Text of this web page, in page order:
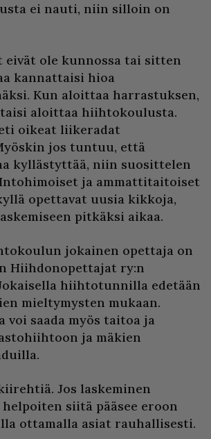
ei nauti, niin silloin on
eivät ole kunnossa tai sitten
kannattaisi hioa
Kun aloittaa harrastuksen,
aloittaa hiihtokoulusta.
oikeat liikeradat
jos tuntuu, että
kyllästyttää, niin suosittelen
ja ammattitaitoiset
opettavat uusia kikkoja,
pitkäksi aikaa.
jokainen opettaja on
Hiihdonopettajat ry:n
hiihtotunnilla edetään
mieltymysten mukaan.
saada myös taitoa ja
ja mäkien
Jos laskeminen
siitä pääsee eroon
ottamalla asiat rauhallisesti.